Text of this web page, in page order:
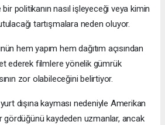
politikanın nasıl işleyeceği veya kimin
tartışmalara neden oluyor.
hem yapım hem dağıtım açısından
ederek filmlere yönelik gümrük
zor olabileceğini belirtiyor.
dışına kayması nedeniyle Amerikan
kaydeden uzmanlar, ancak